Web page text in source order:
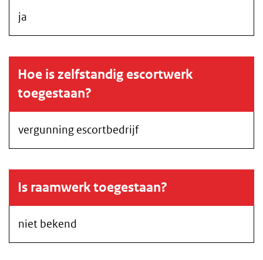
ja
Hoe is zelfstandig escortwerk
toegestaan?
vergunning escortbedrijf
Is raamwerk toegestaan?
niet bekend